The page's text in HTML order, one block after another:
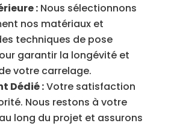
:Nous sélectionnons
nos matériaux et
techniques de pose
garantir la longévité et
votre carrelage.
Dédié :Votre satisfaction
Nous restons à votre
long du projet et assurons